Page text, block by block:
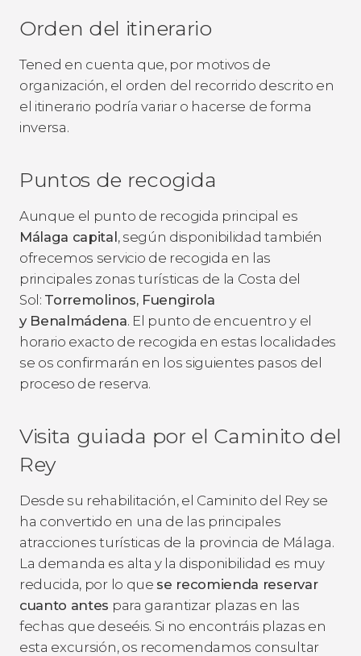
Orden del itinerario
Tened en cuenta que, por motivos de
organización, el orden del recorrido descrito en
el itinerario podría variar o hacerse de forma
inversa.
Puntos de recogida
Aunque el punto de recogida principal es
Málaga capital, según disponibilidad también
ofrecemos servicio de recogida en las
principales zonas turísticas de la Costa del
Sol: Torremolinos, Fuengirola
y Benalmádena. El punto de encuentro y el
horario exacto de recogida en estas localidades
se os confirmarán en los siguientes pasos del
proceso de reserva.
Visita guiada por el Caminito del
Rey
Desde su rehabilitación, el Caminito del Rey se
ha convertido en una de las principales
atracciones turísticas de la provincia de Málaga.
La demanda es alta y la disponibilidad es muy
reducida, por lo que se recomienda reservar
cuanto antes para garantizar plazas en las
fechas que deseéis. Si no encontráis plazas en
esta excursión, os recomendamos consultar